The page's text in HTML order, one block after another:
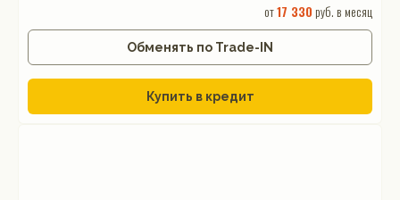
от17 330 руб. в месяц
Обменять по Trade-IN
Купить в кредит